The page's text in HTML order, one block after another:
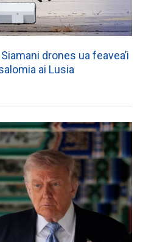
drones ua feavea’i
ai Lusia